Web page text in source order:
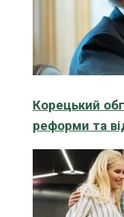
Корецький
реформи та